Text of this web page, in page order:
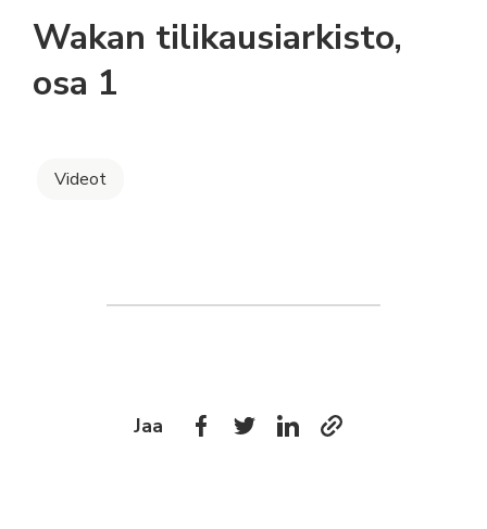
Wakan tilikausiarkisto,
osa 1
Videot
Jaa